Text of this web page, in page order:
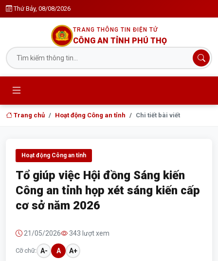
Thứ Bảy, 08/08/2026
TRANG THÔNG TIN ĐIỆN TỬ
CÔNG AN TỈNH PHÚ THỌ
Trang chủ Hoạt động Công an tỉnh Chi tiết bài viết
Hoạt động Công an tỉnh
Tổ giúp việc Hội đồng Sáng kiến
Công an tỉnh họp xét sáng kiến cấp
cơ sở năm 2026
21/05/2026 343 lượt xem
Cỡ chữ: A- A A+